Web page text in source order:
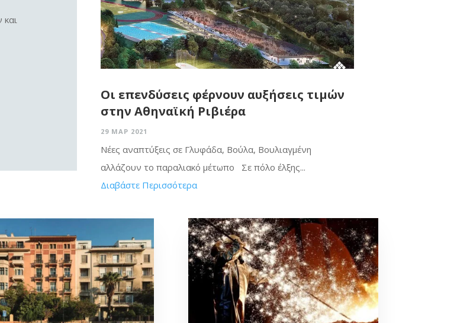
και
Οι επενδύσεις φέρνουν αυξήσεις τιμών
στην Αθηναϊκή Ριβιέρα
29 ΜΑΡ 2021
Νέες αναπτύξεις σε Γλυφάδα, Βούλα, Βουλιαγμένη
αλλάζουν το παραλιακό μέτωπο Σε πόλο έλξης...
Διαβάστε Περισσότερα